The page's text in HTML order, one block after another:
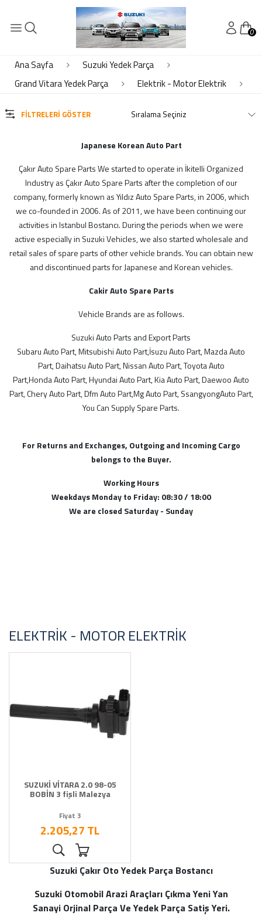
0
KATEGORİLER
Elektrik- Motor Elektrik
Kaporta
Soğutma
Şanzıman Difransiyel
MARKALAR
ithal
MODELLER
STOK DURUMU
Sadece Stoktakiler
FİYAT ARALIĞI
Ana Sayfa
Suzuki Yedek Parça
Grand Vitara Yedek Parça
Elektrik - Motor Elektrik
FILTRELERI GÖSTER
Japanese Korean Auto Part
Çakır Auto Spare Parts We started to operate in İkitelli Organized
Industry as Çakır Auto Spare Parts after the completion of our
company, formerly known as Yıldız Auto Spare Parts, in 2006, which
we co-founded in 2006. As of 2011, we have been continuing our
activities in Istanbul Bostancı. During the periods when we were
active especially in Suzuki Vehicles, we also started wholesale and
retail sales of spare parts of other vehicle brands. You can obtain new
and discontinued parts for Japanese and Korean vehicles.
Cakir Auto Spare Parts
Vehicle Brands are as follows.
Suzuki Auto Parts and Export Parts
Subaru Auto Part, Mitsubishi Auto Part,İsuzu Auto Part, Mazda Auto
Part, Daihatsu Auto Part, Nissan Auto Part, Toyota Auto
Part,Honda Auto Part, Hyundai Auto Part, Kia Auto Part, Daewoo Auto
Part, Chery Auto Part, Dfm Auto Part,Mg Auto Part, SsangyongAuto Part,
You Can Supply Spare Parts.
For Returns and Exchanges, Outgoing and Incoming Cargo
belongs to the Buyer.
Working Hours
Weekdays Monday to Friday: 08:30 / 18:00
We are closed Saturday - Sunday
ELEKTRIK - MOTOR ELEKTRIK
SUZUKİ VİTARA 2.0 98-05
BOBİN 3 fişli Malezya
Fiyat 3
2.205,27 TL
Suzuki Çakır Oto Yedek Parça Bostancı
Suzuki Otomobil Arazi Araçları Çıkma Yeni Yan
Sanayi Orjinal Parça Ve Yedek Parça Satiş Yeri.